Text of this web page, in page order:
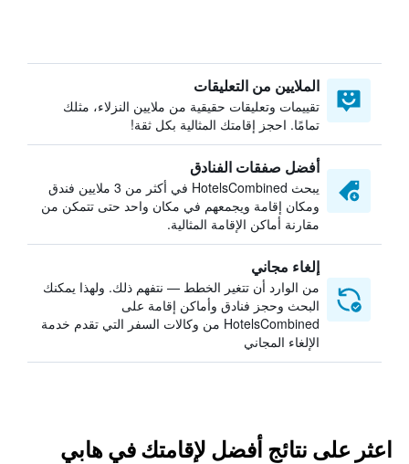
الملايين من التعليقات
تقييمات وتعليقات حقيقية من ملايين النزلاء، مثلك
تمامًا. احجز إقامتك المثالية بكل ثقة!
أفضل صفقات الفنادق
يبحث HotelsCombined في أكثر من 3 ملايين فندق
ومكان إقامة ويجمعهم في مكان واحد حتى تتمكن من
مقارنة أماكن الإقامة المثالية.
إلغاء مجاني
من الوارد أن تتغير الخطط — نتفهم ذلك. ولهذا يمكنك
البحث وحجز فنادق وأماكن إقامة على
HotelsCombined من وكالات السفر التي تقدم خدمة
الإلغاء المجاني
اعثر على نتائج أفضل لإقامتك في هابي